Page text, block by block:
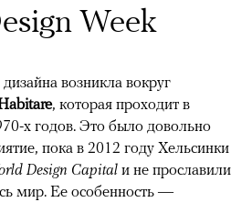
Week
возникла вокруг
, которая проходит в
х годов. Это было довольно
пока в 2012 году Хельсинки
Design Capital и не прославили
мир. Ее особенность —